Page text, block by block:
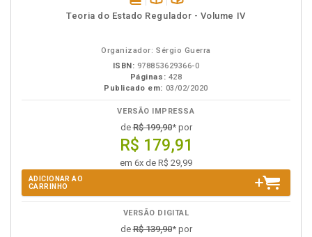
disponível
Disponível
páginas
Teoria do Estado Regulador - Volume IV
Organizador: Sérgio Guerra
ISBN: 978853629366-0
Páginas: 428
Publicado em: 03/02/2020
VERSÃO IMPRESSA
deR$ 199,90* por
R$ 179,91
em 6x de R$ 29,99
ADICIONAR AO
CARRINHO
VERSÃO DIGITAL
deR$ 139,90* por